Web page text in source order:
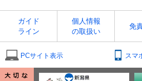
ガイド
ライン
個人情報
の取扱い
免
PCサイト表示 スマ